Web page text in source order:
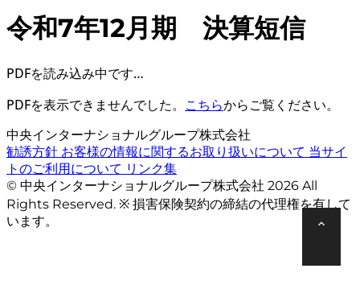
令和7年12月期 決算短信
PDFを読み込み中です…
PDFを表示できませんでした。 こちらからご覧ください。
中央インターナショナルグループ株式会社
勧誘方針 お客様の情報に関するお取り扱いについて 当サイ
トのご利用について リンク集
© 中央インターナショナルグループ株式会社 2026 All
Rights Reserved. ※ 損害保険契約の締結の代理権を有して
います。